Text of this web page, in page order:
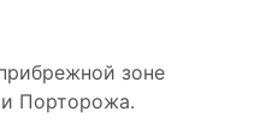
зоне
Порторожа.